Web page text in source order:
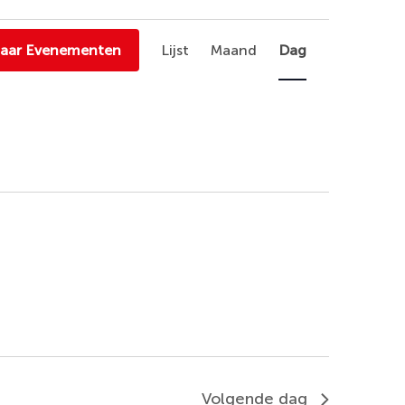
Evenementen
weergaven
Lijst Maand Dag
Volgende dag